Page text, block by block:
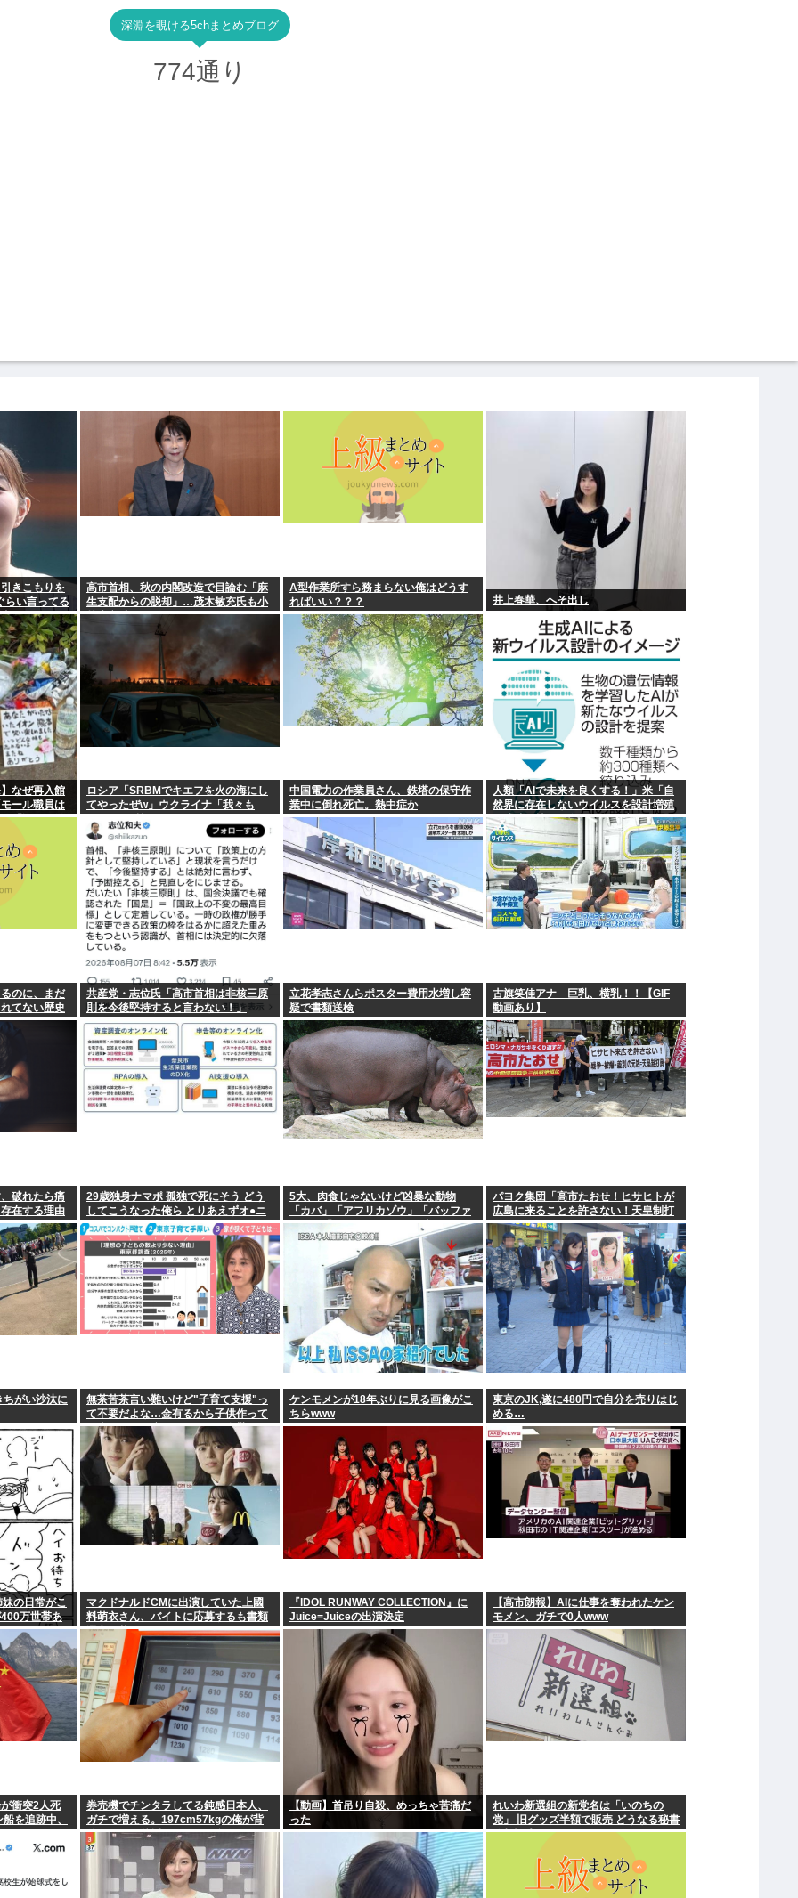
深淵を覗ける5chまとめブログ
774通り
きこもりを
らい言ってる
www
高市首相、秋の内閣改造で目論む「麻
生支配からの脱却」…茂木敏充氏も小
林鷹之氏もクビ
A型作業所すら務まらない俺はどうす
ればいい？？？
井上春華、へそ出し
なぜ再入館
ール職員は
「運用を徹
ロシア「SRBMでキエフを火の海にし
てやったぜw」ウクライナ「我々も
SRBMで反撃するぞ！」
中国電力の作業員さん、鉄塔の保守作
業中に倒れ死亡。熱中症か
人類「AIで未来を良くする！」米「自
然界に存在しないウイルスを設計増殖
に成功」技術が進む程自ら破滅要因を
増やす愚種
のに、まだ
てない歴史
共産党・志位氏「高市首相は非核三原
則を今後堅持すると言わない！」
立花孝志さんらポスター費用水増し容
疑で書類送検
古旗笑佳アナ 巨乳、横乳！！【GIF
動画あり】
破れたら痛
在する理由
29歳独身ナマポ 孤独で死にそう どう
してこうなった俺ら とりあえずオ●ニ
ーしてきた
5大、肉食じゃないけど凶暴な動物
「カバ」「アフリカゾウ」「バッファ
ロー」「コーカサスオオカブト」
パヨク集団「高市たおせ！ヒサヒトが
広島に来ることを許さない！天皇制打
倒！」
ちがい沙汰に
無茶苦茶言い難いけど"子育て支援"っ
て不要だよな…金有るから子供作って
る癖に更に政府からたんまり金貰う屑
だよ
ケンモメンが18年ぶりに見る画像がこ
ちらwww
東京のJK,遂に480円で自分を売りはじ
める…
の日常がこ
万世帯あ
マクドナルドCMに出演していた上國
料萌衣さん、バイトに応募するも書類
選考で落ちる
『IDOL RUNWAY COLLECTION』に
Juice=Juiceの出演決定
【高市朗報】AIに仕事を奪われたケン
モメン、ガチで0人www
衝突2人死
を追跡中、
券売機でチンタラしてる鈍感日本人、
ガチで増える。197cm57kgの俺が背
後5cmまで接近してるのに急ぎもしな
い件。
【動画】首吊り自殺、めっちゃ苦痛だ
った
れいわ新選組の新党名は「いのちの
党」 旧グッズ半額で販売 どうなる秘書
給与疑惑